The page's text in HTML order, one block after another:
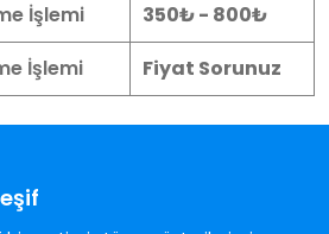
İşlemi
350₺ - 800₺
İşlemi
Fiyat Sorunuz